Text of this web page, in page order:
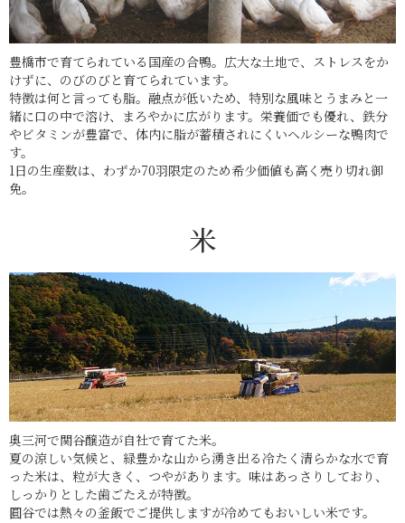
豊橋市で育てられている国産の合鴨。広大な土地で、ストレスをか
けずに、のびのびと育てられています。
特徴は何と言っても脂。融点が低いため、特別な風味とうまみと一
緒に口の中で溶け、まろやかに広がります。栄養価でも優れ、鉄分
やビタミンが豊富で、体内に脂が蓄積されにくいヘルシーな鴨肉で
す。
1日の生産数は、わずか70羽限定のため希少価値も高く売り切れ御
免。
米
奥三河で関谷醸造が自社で育てた米。
夏の涼しい気候と、緑豊かな山から湧き出る冷たく清らかな水で育
った米は、粒が大きく、つやがあります。味はあっさりしており、
しっかりとした歯ごたえが特徴。
圓谷では熱々の釜飯でご提供しますが冷めてもおいしい米です。